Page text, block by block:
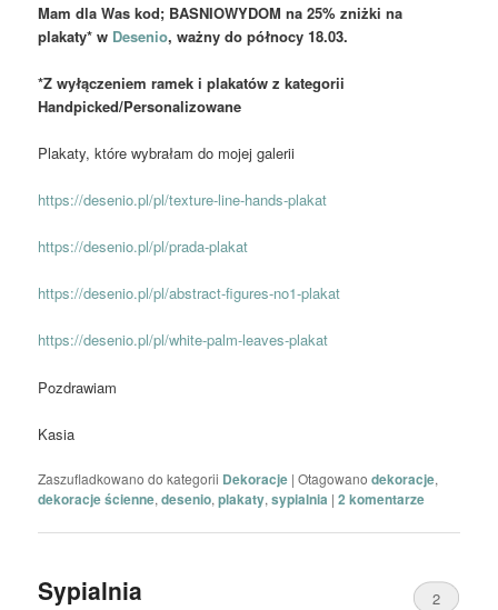
Mam dla Was kod; BASNIOWYDOM na 25% zniżki na
plakaty* w Desenio, ważny do północy 18.03.
*Z wyłączeniem ramek i plakatów z kategorii
Handpicked/Personalizowane
Plakaty, które wybrałam do mojej galerii
https://desenio.pl/pl/texture-line-hands-plakat
https://desenio.pl/pl/prada-plakat
https://desenio.pl/pl/abstract-figures-no1-plakat
https://desenio.pl/pl/white-palm-leaves-plakat
Pozdrawiam
Kasia
Zaszufladkowano do kategorii Dekoracje |Otagowano dekoracje,
dekoracje ścienne,desenio,plakaty,sypialnia |2 komentarze
Sypialnia 2